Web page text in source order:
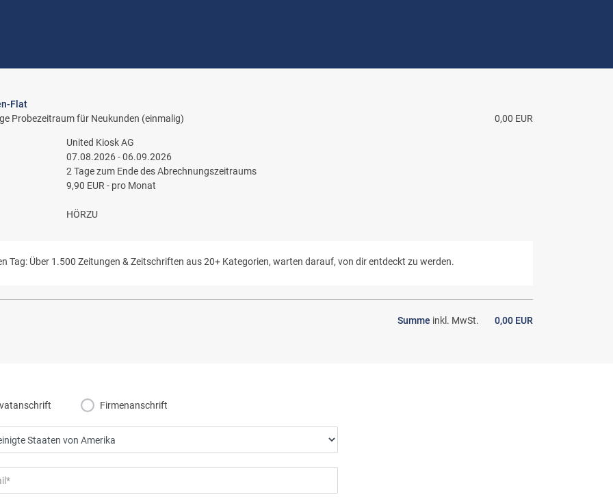
Flat
Probezeitraum für Neukunden (einmalig)
0,00 EUR
United Kiosk AG
07.08.2026 - 06.09.2026
2 Tage zum Ende des Abrechnungszeitraums
9,90 EUR - pro Monat
HÖRZU
Tag: Über 1.500 Zeitungen & Zeitschriften aus 20+ Kategorien, warten darauf, von dir entdeckt zu werden.
Summe inkl. MwSt. 0,00 EUR
Firmenanschrift